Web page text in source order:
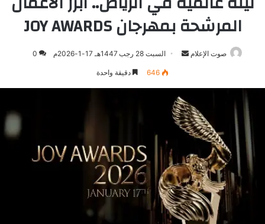
المرشحة بمهرجان JOY AWARDS
صوت الإعلام
أرسلالسبت 28 رجب 1447هـ 17-1-2026م 0
646 دقيقة واحدة